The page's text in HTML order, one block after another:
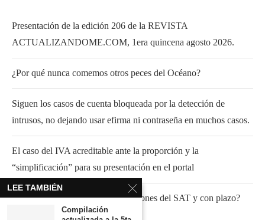
Presentación de la edición 206 de la REVISTA
ACTUALIZANDOME.COM, 1era quincena agosto 2026.
¿Por qué nunca comemos otros peces del Océano?
Siguen los casos de cuenta bloqueada por la detección de
intrusos, no dejando usar efirma ni contraseña en muchos casos.
El caso del IVA acreditable ante la proporción y la
“simplificación” para su presentación en el portal
¿Fundamento para atender invitaciones del SAT y con plazo?
LEE TAMBIÉN
Compilación